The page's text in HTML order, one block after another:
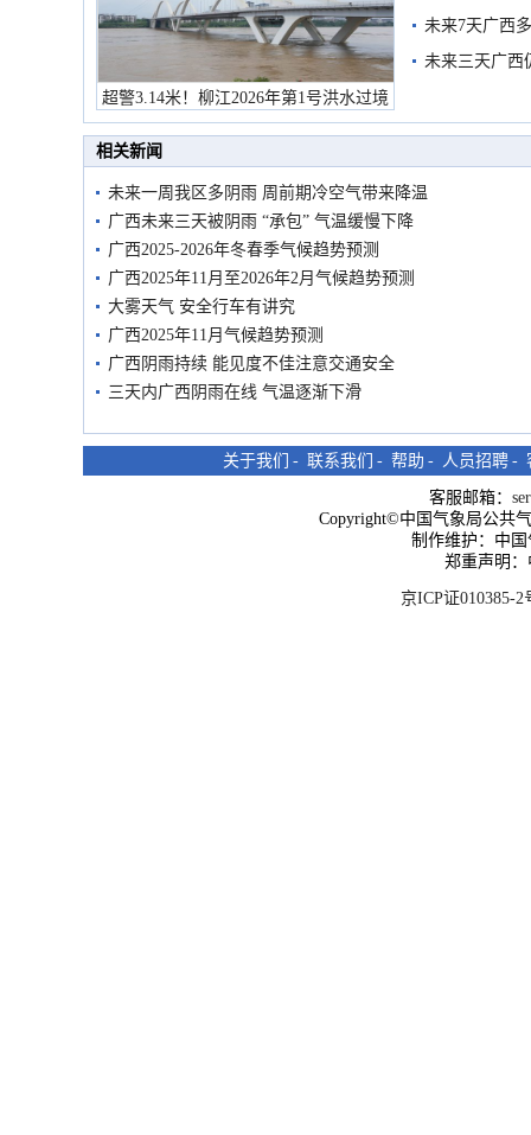
超警3.14米！柳江2026年第1号洪水过境
市民在堤岸见证汛况
未来7天广西
未来三天广西
相关新闻
未来一周我区多阴雨 周前期冷空气带来降温
广西未来三天被阴雨 “承包” 气温缓慢下降
广西2025-2026年冬春季气候趋势预测
广西2025年11月至2026年2月气候趋势预测
大雾天气 安全行车有讲究
广西2025年11月气候趋势预测
广西阴雨持续 能见度不佳注意交通安全
三天内广西阴雨在线 气温逐渐下滑
关于我们 - 联系我们 - 帮助 - 人员招聘 -
客服邮箱：
Copyright©中国气象局公共
制作维护：中
郑重声明
京ICP证010385-2